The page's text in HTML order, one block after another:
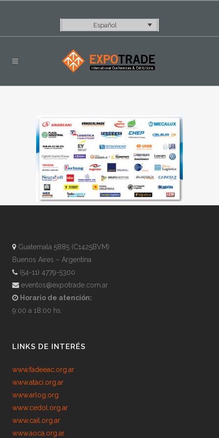
Español
Guatemala 5885 (C1425BVM)
Buenos Aires – Argentina
(54-11) 4779-5300
eventos@expotrade.com.ar
Horario de atención:
9:00 a 18:00 hs.
LINKS DE INTERÉS
www.fadeeac.org.ar
www.ataci.org.ar
www.arlog.org
www.cedol.org.ar
www.cail.org.ar
www.aoca.org.ar